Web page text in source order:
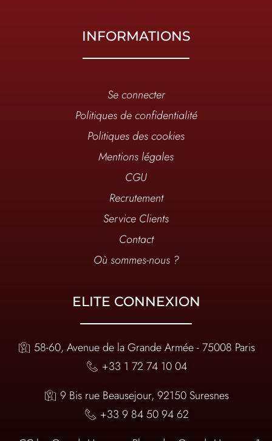
INFORMATIONS
Se connecter
Politiques de confidentialité
Politiques des cookies
Mentions légales
CGU
Recrutement
Service Clients
Contact
Où sommes-nous ?
ELITE CONNEXION
58-60, Avenue de la Grande Armée - 75008 Paris
+33 1 72 74 10 04
9 Bis rue Beausejour, 92150 Suresnes
+33 9 84 50 94 62